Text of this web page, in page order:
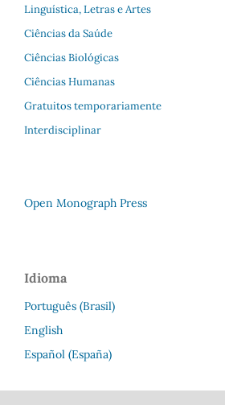
Linguística, Letras e Artes
Ciências da Saúde
Ciências Biológicas
Ciências Humanas
Gratuitos temporariamente
Interdisciplinar
Open Monograph Press
Idioma
Português (Brasil)
English
Español (España)